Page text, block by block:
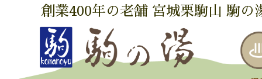
創業400年の老舗 宮城栗駒山 駒の